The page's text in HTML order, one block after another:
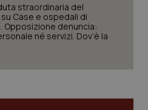
straordinaria del
Case e ospedali di
Opposizione denuncia:
né servizi. Dov’è la
Marketing
a rendere fruibile il
di base quali la
e l'accesso alle aree
non è in grado di